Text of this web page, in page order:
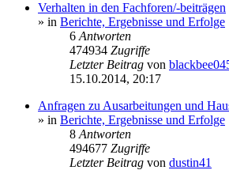
Verhalten in den Fachforen/-beiträgen
» in Berichte, Ergebnisse und Erfolge
6 Antworten
474934 Zugriffe
Letzter Beitrag von
15.10.2014, 20:17
Anfragen zu Ausarbeitungen und
» in Berichte, Ergebnisse und Erfolge
8 Antworten
494677 Zugriffe
Letzter Beitrag von dustin41